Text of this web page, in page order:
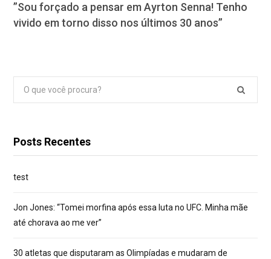
”Sou forçado a pensar em Ayrton Senna! Tenho
vivido em torno disso nos últimos 30 anos”
Pesquisar
por:
Posts Recentes
test
Jon Jones: “Tomei morfina após essa luta no UFC. Minha mãe
até chorava ao me ver”
30 atletas que disputaram as Olimpíadas e mudaram de